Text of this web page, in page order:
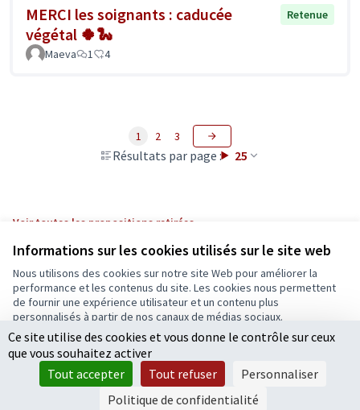
Informations sur les cookies utilisés sur le site web
Nous utilisons des cookies sur notre site Web pour améliorer la
performance et les contenus du site. Les cookies nous permettent
de fournir une expérience utilisateur et un contenu plus
personnalisés à partir de nos canaux de médias sociaux.
Tout accepter
Accepter seulement les cookies essentiels
Paramètres
MERCI les soignants : caducée
végétal 🍀🐍
Retenue
Maeva 1 4
Résultats par page : 25
1 2 3
Voir toutes les propositions retirées
Conditions d'utilisation
Paramètres des cookies
Ecrivons Angers sur X
(Lien externe)
Ecrivons Angers sur Facebook
(Lien externe)
logiciel libre Decidim
(Lien externe)
.
Licence
(Lien
Ce site utilise des cookies et vous donne le contrôle sur ceux
que vous souhaitez activer
Tout accepter
Tout refuser
Personnaliser
Politique de confidentialité